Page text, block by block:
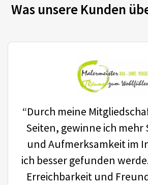
Was unsere Kunden
“Durch meine
Seiten, gewinne ich mehr
und Aufmerksamkeit im
ich besser gefunden
Erreichbarkeit und